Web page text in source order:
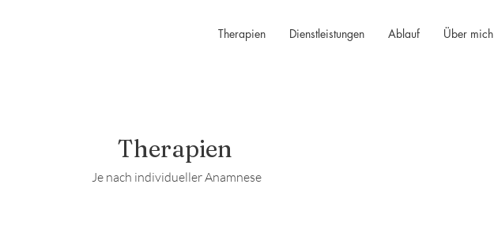
Therapien Dienstleistungen Ablauf Über mich
Therapien
Je nach individueller Anamnese